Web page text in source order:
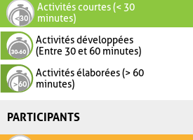
Activités courtes (< 30
minutes)
Activités développées
(Entre 30 et 60 minutes)
Activités élaborées (> 60
minutes)
PARTICIPANTS